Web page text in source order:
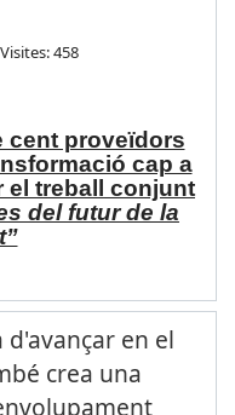
Visites: 458
cent proveïdors
cap a
el treball conjunt
del futur de la